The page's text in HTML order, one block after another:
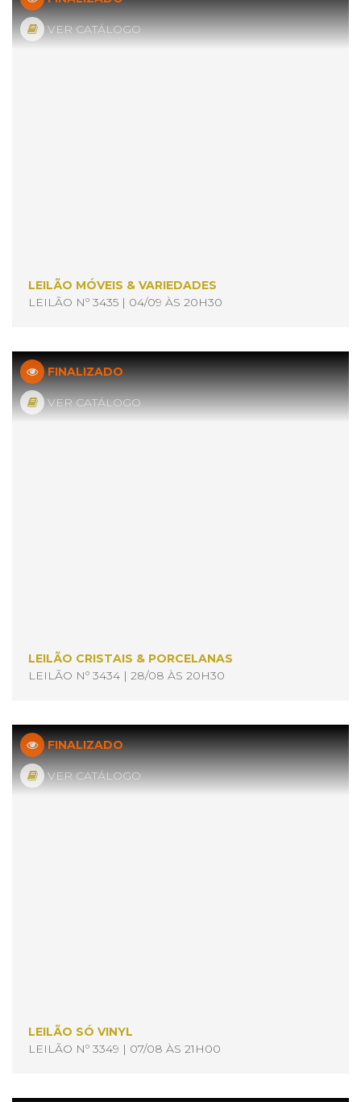
LEILÃO MÓVEIS & VARIEDADES
LEILÃO Nº 3435 | 04/09 ÀS 20H30
VER CATÁLOGO
LEILÃO CRISTAIS & PORCELANAS
LEILÃO Nº 3434 | 28/08 ÀS 20H30
FINALIZADO
VER CATÁLOGO
LEILÃO SÓ VINYL
LEILÃO Nº 3349 | 07/08 ÀS 21H00
FINALIZADO
VER CATÁLOGO